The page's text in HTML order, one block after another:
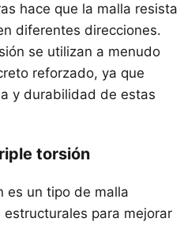
hace que la malla resista
diferentes direcciones.
se utilizan a menudo
reforzado, ya que
y durabilidad de estas
torsión
es un tipo de malla
para mejorar